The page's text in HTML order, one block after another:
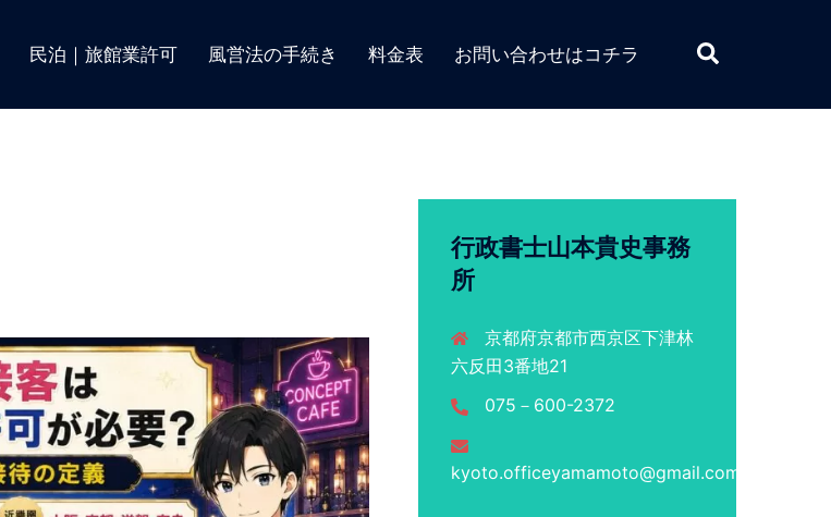
民泊｜旅館業許可 風営法の手続き 料金表 お問い合わせはコチラ
検
索
行政書士山本貴史事務
所
京都府京都市西京区下津林
六反田3番地21
075－600-2372
kyoto.officeyamamoto@gmail.com